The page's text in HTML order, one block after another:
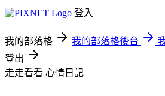
登入
我的部落格 我的部落格後台
登出
走走看看 心情日記